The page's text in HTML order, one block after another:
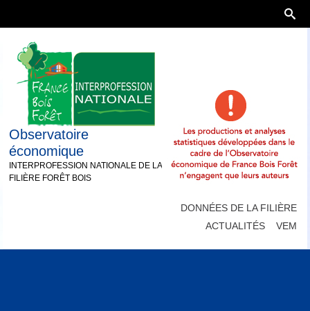
Observatoire
économique
INTERPROFESSION NATIONALE DE LA
FILIÈRE FORÊT BOIS
DONNÉES DE LA FILIÈRE
ACTUALITÉS
VEM